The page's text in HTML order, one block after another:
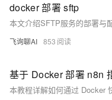
docker 部署 sftp
飞询聊AI 853
基于 Docker 部署 n8n